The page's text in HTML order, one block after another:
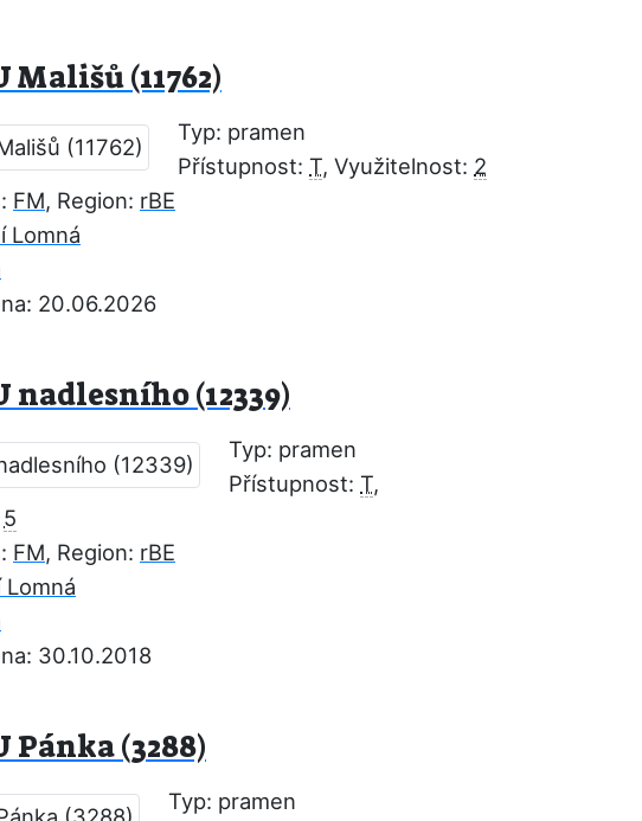
Mališů (11762)
Typ: pramen
Přístupnost: T, Využitelnost: 2
FM, Region: rBE
Lomná
20.06.2026
nadlesního (12339)
Typ: pramen
Přístupnost: T,
5
FM, Region: rBE
Lomná
30.10.2018
Pánka (3288)
Typ: pramen